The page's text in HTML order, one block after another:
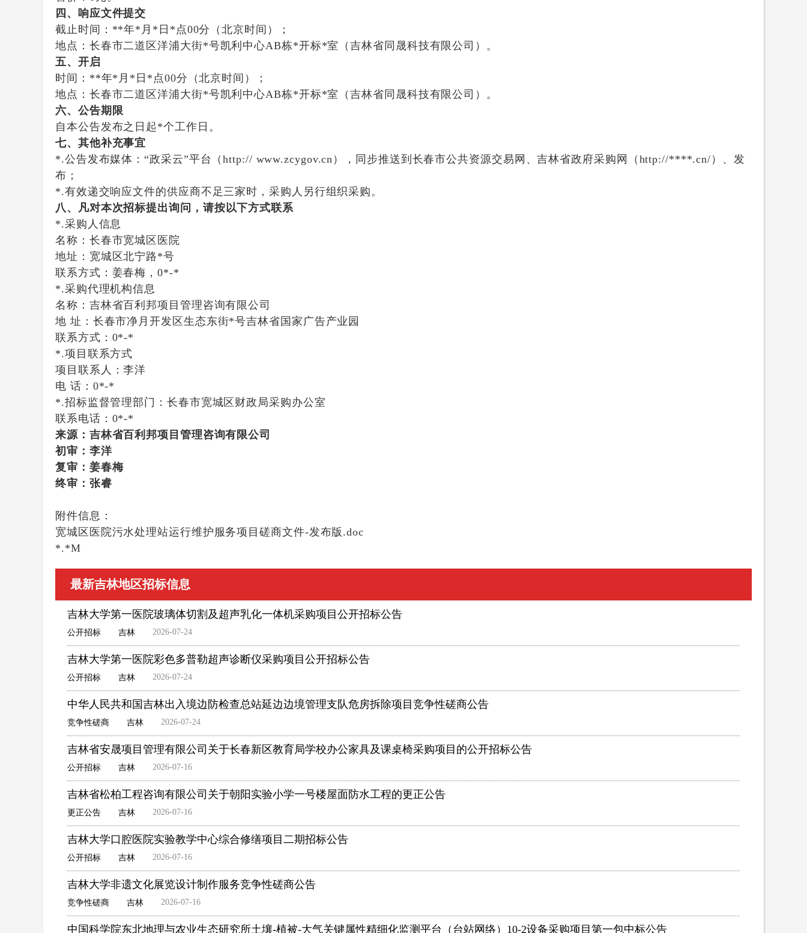
四、 响应文件提交
截止时间： **年* 月 * 日 * 点00分（北京时间）；
地点：长春市二道区洋浦大街*号凯利中心AB栋*开标*室（吉林省同晟科技有限公司） 。
五、 开启
时间： **年* 月 * 日 * 点00分（北京时间）；
地点：长春市二道区洋浦大街*号凯利中心AB栋*开标*室（吉林省同晟科技有限公司） 。
六、 公告期限
自本公告发布之日起 *个工作日。
七、其他补充事宜
*.公告发布媒体： “政采云”平台（http:// www.zcygov.cn），同步推送到长春市公共资源交易网、吉林省政府采购网（http://****.cn/）、发
布 ；
*.有效递交响应文件的供应商不足三家时，采购人另行组织采购。
八 、凡对本次招标提出询问，请按以下方式联系
*.采购人信息
名称： 长春市宽城区医院
地址： 宽城区北宁路*号
联系方式： 姜春梅，0*-*
*.采购代理机构信息
名称：吉林省百利邦项目管理咨询有限公司
地 址：长春市净月开发区生态东街*号吉林省国家广告产业园
联系方式： 0*-*
*.项目联系方式
项目联系人：李洋
电 话： 0*-*
*.招标监督管理部门： 长春市宽城区财政局采购办公室
联系电话： 0*-*
来源：吉林省百利邦项目管理咨询有限公司
初审：李洋
复审： 姜春梅
终审： 张睿
附件信息：
宽城区医院污水处理站运行维护服务项目磋商文件-发布版.doc
*.*M
最新吉林地区招标信息
吉林大学第一医院玻璃体切割及超声乳化一体机采购项目公开招标公告
公开招标 吉林 2026-07-24
吉林大学第一医院彩色多普勒超声诊断仪采购项目公开招标公告
公开招标 吉林 2026-07-24
中华人民共和国吉林出入境边防检查总站延边边境管理支队危房拆除项目竞争性磋商公告
竞争性磋商 吉林 2026-07-24
吉林省安晟项目管理有限公司关于长春新区教育局学校办公家具及课桌椅采购项目的公开招标公告
公开招标 吉林 2026-07-16
吉林省松柏工程咨询有限公司关于朝阳实验小学一号楼屋面防水工程的更正公告
更正公告 吉林 2026-07-16
吉林大学口腔医院实验教学中心综合修缮项目二期招标公告
公开招标 吉林 2026-07-16
吉林大学非遗文化展览设计制作服务竞争性磋商公告
竞争性磋商 吉林 2026-07-16
中国科学院东北地理与农业生态研究所土壤-植被-大气关键属性精细化监测平台（台站网络）10-2设备采购项目第一包中标公告